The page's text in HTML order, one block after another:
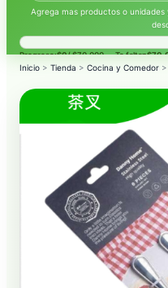
Agrega mas productos o
Progreso:$0/ $70.000 — Te faltan
Inicio > Tienda > Cocina y Comedor >